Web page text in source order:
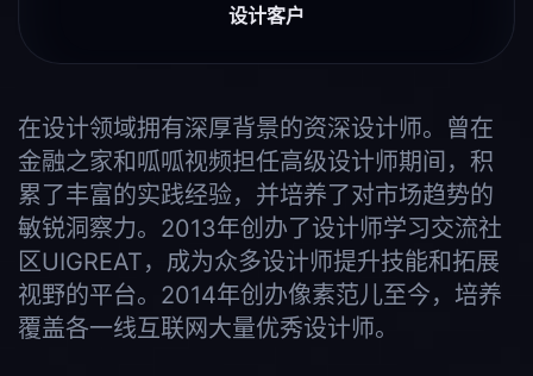
设计客户
在设计领域拥有深厚背景的资深设计师。曾在
金融之家和呱呱视频担任高级设计师期间，积
累了丰富的实践经验，并培养了对市场趋势的
敏锐洞察力。2013年创办了设计师学习交流社
区UIGREAT，成为众多设计师提升技能和拓展
视野的平台。2014年创办像素范儿至今，培养
覆盖各一线互联网大量优秀设计师。